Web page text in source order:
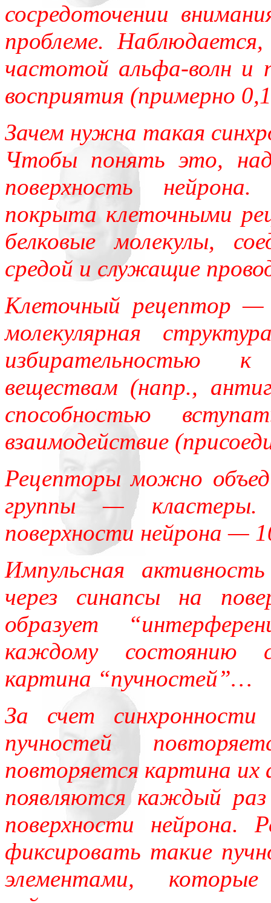
сосредоточении
проблеме.
частотой альфа-волн и
восприятия (примерно
Зачем нужна такая
Чтобы понять это,
поверхность
покрыта клеточными
белковые молекулы,
средой и служащие
Клеточный рецептор —
молекулярная
избирательностью
веществам (напр.,
способностью
взаимодействие
Рецепторы можно
группы — кластеры.
поверхности нейрона —
Импульсная
через синапсы на
образует
каждому состоянию
картина “пучностей”…
За счет синхронности
пучностей
повторяется картина
появляются каждый
поверхности нейрона.
фиксировать такие
элементами,